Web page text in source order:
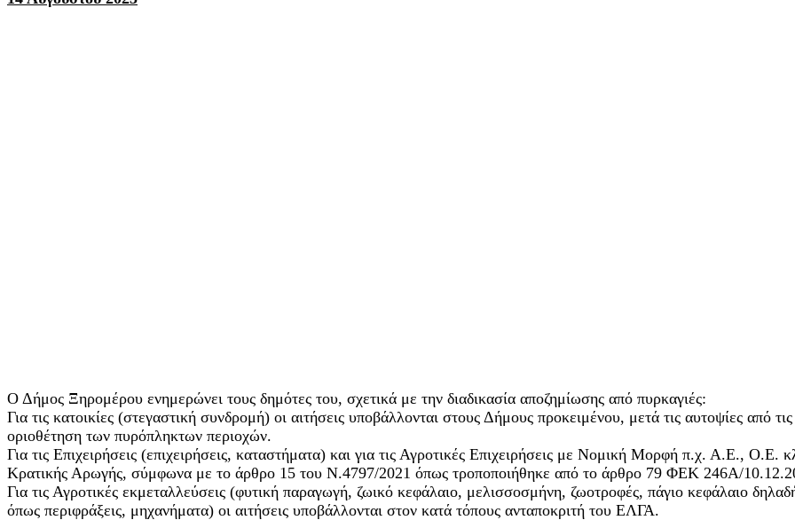
Ο Δήμος Ξηρομέρου ενημερώνει τους δημότες του, σχετικά με την διαδικασία αποζημίωσης από πυρκαγιές:
Για τις κατοικίες (στεγαστική συνδρομή) οι αιτήσεις υποβάλλονται στους Δήμους προκειμένου, μετά τις αυτοψίες
οριοθέτηση των πυρόπληκτων περιοχών.
Για τις Επιχειρήσεις (επιχειρήσεις, καταστήματα) και για τις Αγροτικές Επιχειρήσεις με Νομική Μορφή π.χ. Α.Ε., Ο.Ε.
Κρατικής Αρωγής, σύμφωνα με το άρθρο 15 του Ν.4797/2021 όπως τροποποιήθηκε από το άρθρο 79 ΦΕΚ 246Α/
Για τις Αγροτικές εκμεταλλεύσεις (φυτική παραγωγή, ζωικό κεφάλαιο, μελισσοσμήνη, ζωοτροφές, πάγιο κεφάλαιο
όπως περιφράξεις, μηχανήματα) οι αιτήσεις υποβάλλονται στον κατά τόπους ανταποκριτή του ΕΛΓΑ.